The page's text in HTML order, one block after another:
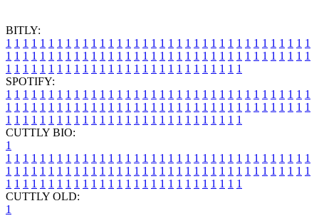
BITLY:
1 1 1 1 1 1 1 1 1 1 1 1 1 1 1 1 1 1 1 1 1 1 1 1 1 1 1 1 1 1 1 1 1 1 1 1
1 1 1 1 1 1 1 1 1 1 1 1 1 1 1 1 1 1 1 1 1 1 1 1 1 1 1 1 1 1 1 1 1 1 1 1
1 1 1 1 1 1 1 1 1 1 1 1 1 1 1 1 1 1 1 1 1 1 1 1 1 1 1 1
SPOTIFY:
1 1 1 1 1 1 1 1 1 1 1 1 1 1 1 1 1 1 1 1 1 1 1 1 1 1 1 1 1 1 1 1 1 1 1 1
1 1 1 1 1 1 1 1 1 1 1 1 1 1 1 1 1 1 1 1 1 1 1 1 1 1 1 1 1 1 1 1 1 1 1 1
1 1 1 1 1 1 1 1 1 1 1 1 1 1 1 1 1 1 1 1 1 1 1 1 1 1 1 1
CUTTLY BIO:
1
1 1 1 1 1 1 1 1 1 1 1 1 1 1 1 1 1 1 1 1 1 1 1 1 1 1 1 1 1 1 1 1 1 1 1 1
1 1 1 1 1 1 1 1 1 1 1 1 1 1 1 1 1 1 1 1 1 1 1 1 1 1 1 1 1 1 1 1 1 1 1 1
1 1 1 1 1 1 1 1 1 1 1 1 1 1 1 1 1 1 1 1 1 1 1 1 1 1 1 1
CUTTLY OLD:
1